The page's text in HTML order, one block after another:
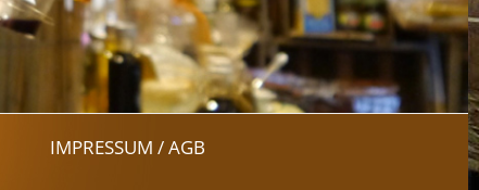
IMPRESSUM / AGB